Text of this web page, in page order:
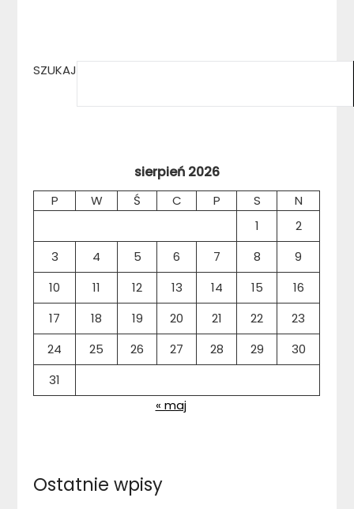
SZUKAJ
sierpień 2026
P W Ś C P S
N
1
2
3
4 5 6 7 8
9
10
11 12 13 14 15
16
17
18 19 20 21 22
23
24
25 26 27 28 29
30
31
« maj
Ostatnie wpisy